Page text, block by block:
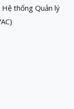
thống Quản lý